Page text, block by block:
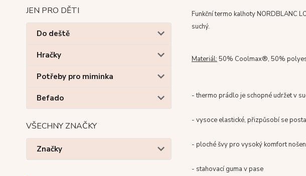
JEN PRO DĚTI
Do deště
Hračky
Potřeby pro miminka
Befado
VŠECHNY ZNAČKY
Značky
Funkční termo kalhoty NORDBLANC
suchý.
Materiál: 50% Coolmax®, 50%
- thermo prádlo je schopné udržet v
- vysoce elastické, přizpůsobí se
- ploché švy pro vysoký komfort
- stahovací guma v pase